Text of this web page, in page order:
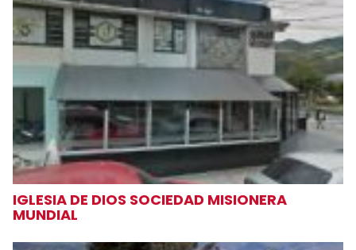
IGLESIA DE DIOS SOCIEDAD MISIONERA
MUNDIAL